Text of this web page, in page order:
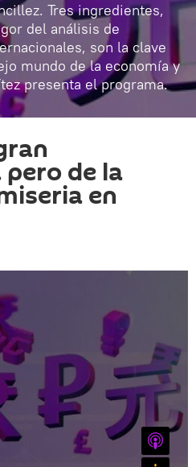
Tres ingredientes,
del análisis de
son la clave
mundo de la economía y
presenta el programa.
de la
en
iTunes